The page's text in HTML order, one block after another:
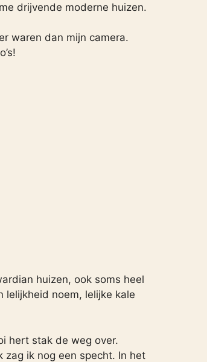
drijvende moderne huizen.
waren dan mijn camera.
huizen, ook soms heel
lelijkheid noem, lelijke kale
hert stak de weg over.
zag ik nog een specht. In het